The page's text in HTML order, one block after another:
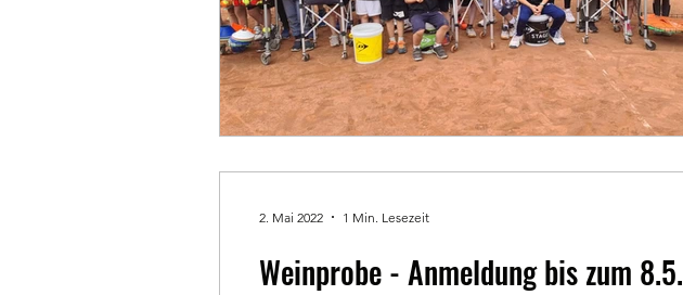
Weinprobe - Anmeldung bis zum
2. Mai 2022 1 Min. Lesezeit